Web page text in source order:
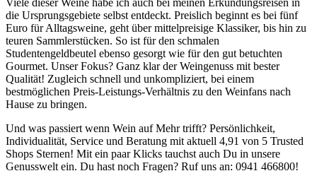
Viele dieser Weine habe ich auch bei meinen Erkundungsreisen in
die Ursprungsgebiete selbst entdeckt. Preislich beginnt es bei fünf
Euro für Alltagsweine, geht über mittelpreisige Klassiker, bis hin zu
teuren Sammlerstücken. So ist für den schmalen
Studentengeldbeutel ebenso gesorgt wie für den gut betuchten
Gourmet. Unser Fokus? Ganz klar der Weingenuss mit bester
Qualität! Zugleich schnell und unkompliziert, bei einem
bestmöglichen Preis-Leistungs-Verhältnis zu den Weinfans nach
Hause zu bringen.
Und was passiert wenn Wein auf Mehr trifft? Persönlichkeit,
Individualität, Service und Beratung mit aktuell 4,91 von 5 Trusted
Shops Sternen! Mit ein paar Klicks tauchst auch Du in unsere
Genusswelt ein. Du hast noch Fragen? Ruf uns an: 0941 466800!